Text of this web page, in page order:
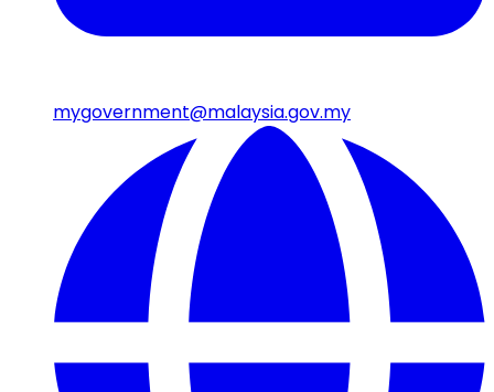
mygovernment@malaysia.gov.my